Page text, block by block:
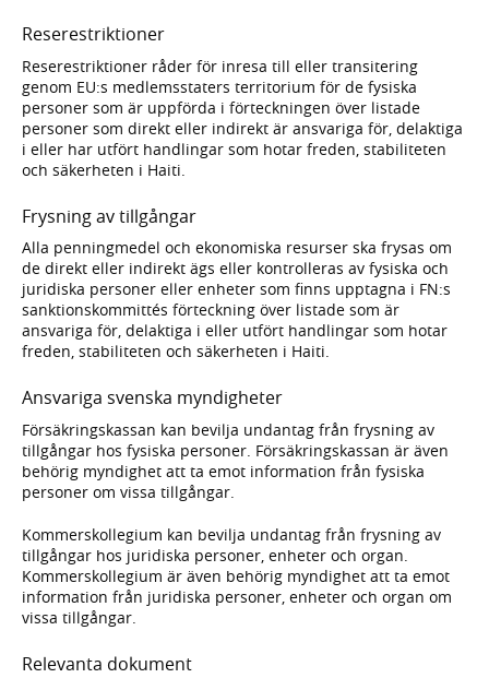
Reserestriktioner
Reserestriktioner råder för inresa till eller transitering
genom EU:s medlemsstaters territorium för de fysiska
personer som är uppförda i förteckningen över listade
personer som direkt eller indirekt är ansvariga för, delaktiga
i eller har utfört handlingar som hotar freden, stabiliteten
och säkerheten i Haiti.
Frysning av tillgångar
Alla penningmedel och ekonomiska resurser ska frysas om
de direkt eller indirekt ägs eller kontrolleras av fysiska och
juridiska personer eller enheter som finns upptagna i FN:s
sanktionskommittés förteckning över listade som är
ansvariga för, delaktiga i eller utfört handlingar som hotar
freden, stabiliteten och säkerheten i Haiti.
Ansvariga svenska myndigheter
Försäkringskassan kan bevilja undantag från frysning av
tillgångar hos fysiska personer. Försäkringskassan är även
behörig myndighet att ta emot information från fysiska
personer om vissa tillgångar.
Kommerskollegium kan bevilja undantag från frysning av
tillgångar hos juridiska personer, enheter och organ.
Kommerskollegium är även behörig myndighet att ta emot
information från juridiska personer, enheter och organ om
vissa tillgångar.
Relevanta dokument